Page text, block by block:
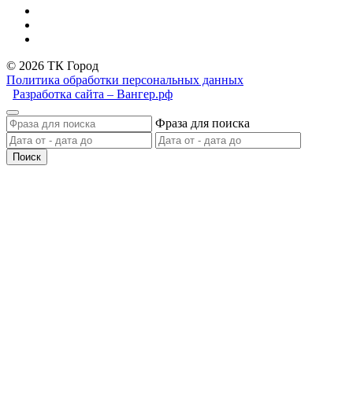
© 2026 ТК Город
Политика обработки персональных данных
Разработка сайта – Вангер.рф
Фраза для поиска
Поиск